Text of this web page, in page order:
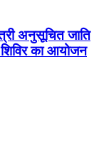
अनुसूचित जाति
का आयोजन